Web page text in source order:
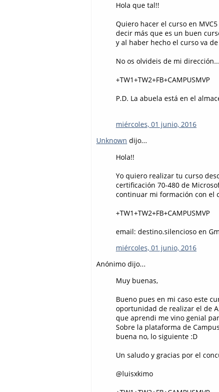
Hola que tal!!
Quiero hacer el curso en
decir más que es un buen
y al haber hecho el curso va
No os olvideis de mi
+TW1+TW2+FB+CAMPUSMVP
P.D. La abuela está en el
miércoles, 01 junio, 2016
Unknown dijo...
Hola!!
Yo quiero realizar tu curso
certificación 70-480 de
continuar mi formación con el
+TW1+TW2+FB+CAMPUSMVP
email: destino.silencioso en
miércoles, 01 junio, 2016
Anónimo dijo...
Muy buenas,
Bueno pues en mi caso este
oportunidad de realizar el de
que aprendi me vino genial
Sobre la plataforma de
buena no, lo siguiente :D
Un saludo y gracias por el
@luisxkimo